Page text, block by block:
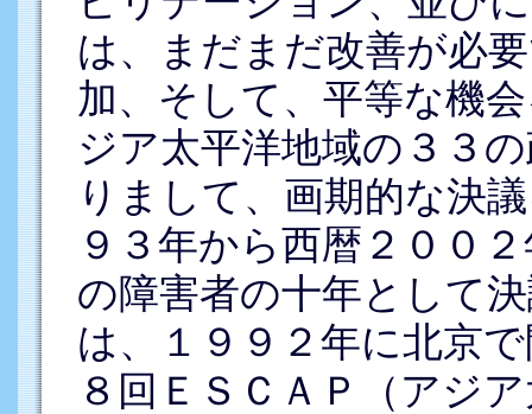
は、まだまだ改善が必
加、そして、平等な機
ジア太平洋地域の３３
りまして、画期的な決
９３年から西暦２００
の障害者の十年として
は、１９９２年に北京
８回ＥＳＣＡＰ（アジ